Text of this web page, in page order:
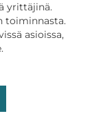
yrittäjinä.
toiminnasta.
asioissa,